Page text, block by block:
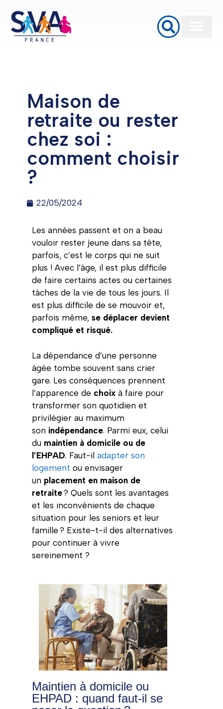
Maison de
retraite ou rester
chez soi :
comment choisir
?
22/05/2024
Les années passent et on a beau
vouloir rester jeune dans sa tête,
parfois, c’est le corps qui ne suit
plus ! Avec l’âge, il est plus difficile
de faire certains actes ou certaines
tâches de la vie de tous les jours. Il
est plus difficile de se mouvoir et,
parfois même, se déplacer devient
compliqué et risqué.
La dépendance d’une personne
âgée tombe souvent sans crier
gare. Les conséquences prennent
l’apparence de choixà faire pour
transformer son quotidien et
privilégier au maximum
son indépendance. Parmi eux, celui
du maintien à domicile ou de
l’EHPAD. Faut-il adapter son
logement ou envisager
un placement en maison de
retraite? Quels sont les avantages
et les inconvénients de chaque
situation pour les seniors et leur
famille ? Existe-t-il des alternatives
pour continuer à vivre
sereinement ?
Maintien à domicile ou
EHPAD : quand faut-il se